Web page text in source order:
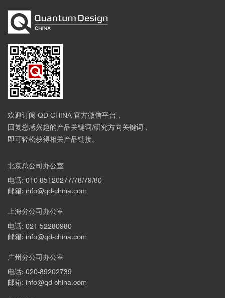
欢迎订阅 QD CHINA 官方微信平台，
回复您感兴趣的产品关键词/研究方向关键词，
即可轻松获得相关产品链接。
北京总公司办公室
电话: 010-85120277/78/79/80
邮箱: info@qd-china.com
上海分公司办公室
电话: 021-52280980
邮箱: info@qd-china.com
广州分公司办公室
电话: 020-89202739
邮箱: info@qd-china.com